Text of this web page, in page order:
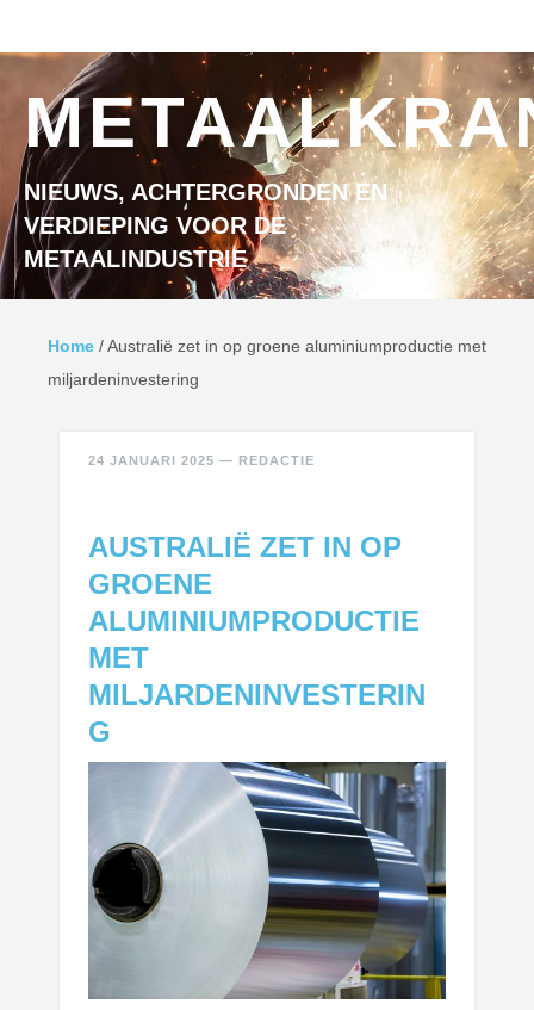
NIEUWS, ACHTERGRONDEN EN
VERDIEPING VOOR DE
METAALINDUSTRIE
Home /Australië zet in op groene aluminiumproductie met
miljardeninvestering
24 JANUARI 2025 — REDACTIE
AUSTRALIË ZET IN OP
GROENE
ALUMINIUMPRODUCTIE
MET
MILJARDENINVESTERIN
G